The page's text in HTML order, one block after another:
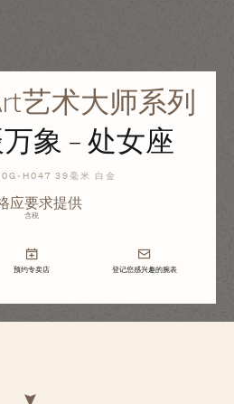
艺术大师系列
象 - 处女座
H047 39毫米 白金
应要求提供
含税
预约专卖店 登记您感兴趣的腕表